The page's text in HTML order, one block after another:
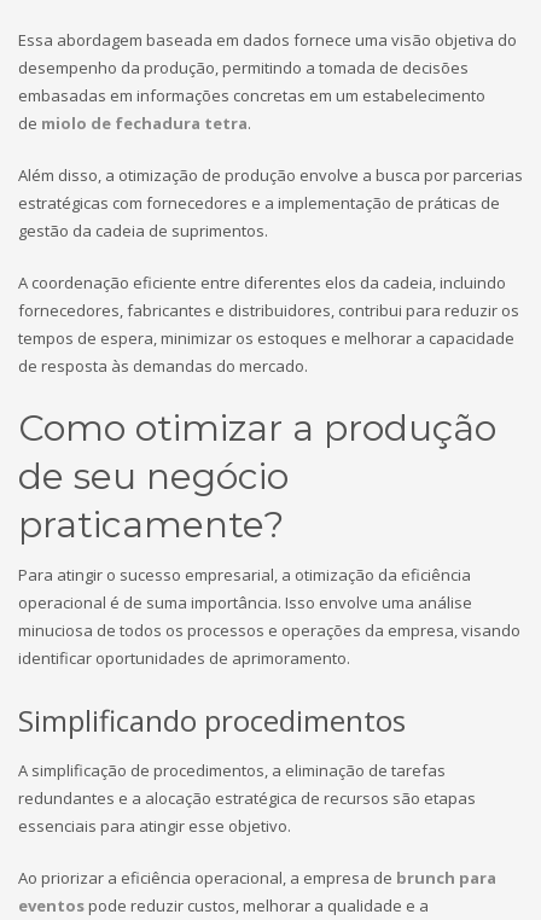
Essa abordagem baseada em dados fornece uma visão objetiva do
desempenho da produção, permitindo a tomada de decisões
embasadas em informações concretas em um estabelecimento
de miolo de fechadura tetra.
Além disso, a otimização de produção envolve a busca por parcerias
estratégicas com fornecedores e a implementação de práticas de
gestão da cadeia de suprimentos.
A coordenação eficiente entre diferentes elos da cadeia, incluindo
fornecedores, fabricantes e distribuidores, contribui para reduzir os
tempos de espera, minimizar os estoques e melhorar a capacidade
de resposta às demandas do mercado.
Como otimizar a produção
de seu negócio
praticamente?
Para atingir o sucesso empresarial, a otimização da eficiência
operacional é de suma importância. Isso envolve uma análise
minuciosa de todos os processos e operações da empresa, visando
identificar oportunidades de aprimoramento.
Simplificando procedimentos
A simplificação de procedimentos, a eliminação de tarefas
redundantes e a alocação estratégica de recursos são etapas
essenciais para atingir esse objetivo.
Ao priorizar a eficiência operacional, a empresa de brunch para
eventospode reduzir custos, melhorar a qualidade e a